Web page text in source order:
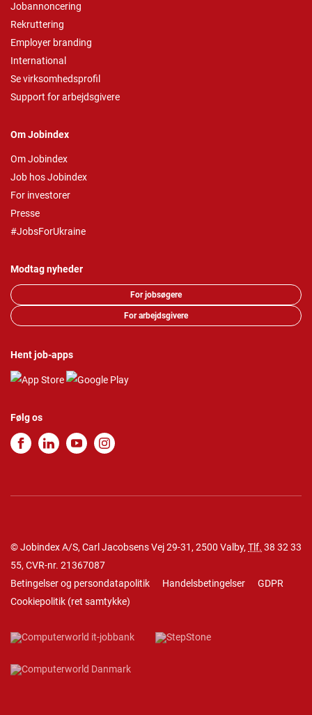
Jobannoncering
Rekruttering
Employer branding
International
Se virksomhedsprofil
Support for arbejdsgivere
Om Jobindex
Om Jobindex
Job hos Jobindex
For investorer
Presse
#JobsForUkraine
Modtag nyheder
For jobsøgere
For arbejdsgivere
Hent job-apps
Følg os
© Jobindex A/S, Carl Jacobsens Vej 29-31, 2500 Valby, Tlf. 38 32 33
55, CVR-nr. 21367087
Betingelser og persondatapolitik
Handelsbetingelser
GDPR
Cookiepolitik (ret samtykke)